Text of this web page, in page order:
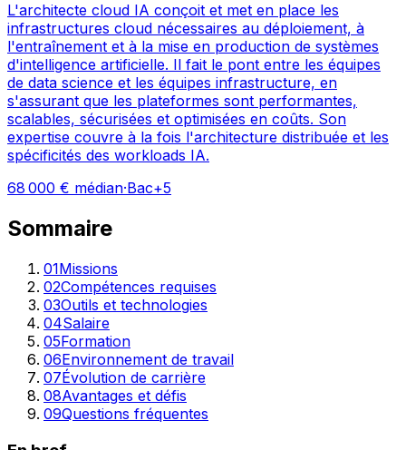
L'architecte cloud IA conçoit et met en place les
infrastructures cloud nécessaires au déploiement, à
l'entraînement et à la mise en production de systèmes
d'intelligence artificielle. Il fait le pont entre les équipes
de data science et les équipes infrastructure, en
s'assurant que les plateformes sont performantes,
scalables, sécurisées et optimisées en coûts. Son
expertise couvre à la fois l'architecture distribuée et les
spécificités des workloads IA.
68 000 € médian·Bac+5
Sommaire
01Missions
02Compétences requises
03Outils et technologies
04Salaire
05Formation
06Environnement de travail
07Évolution de carrière
08Avantages et défis
09Questions fréquentes